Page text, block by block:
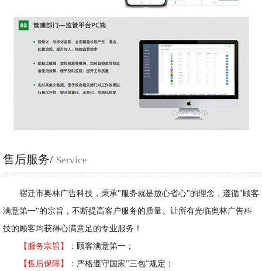
售后服务/ Service
宿迁市奥林广告科技，秉承"服务就是放心省心"的理念，遵循"顾客
满意第一"的宗旨，不断提高客户服务的质量。让所有光临奥林广告科
技的顾客均获得心满意足的专业服务！
【服务宗旨】： 顾客满意第一；
【售后保障】： 严格遵守国家"三包"规定；